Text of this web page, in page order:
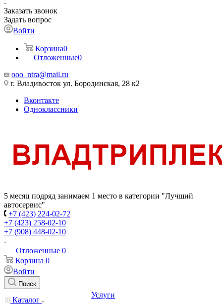
Заказать звонок
Задать вопрос
Войти
Корзина0
Отложенные0
ooo_ntra@mail.ru
г. Владивосток ул. Бородинская, 28 к2
Вконтакте
Одноклассники
5 месяц подряд занимаем 1 место в категории "Лучший
автосервис"
+7 (423) 224-02-72
+7 (423) 258-02-10
+7 (908) 448-02-10
Отложенные 0
Корзина 0
Войти
Поиск
Каталог
Услуги